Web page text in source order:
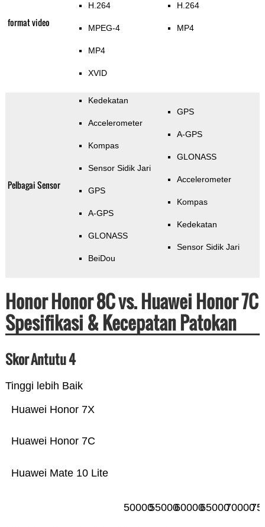
format video
H.264
MPEG-4
MP4
XVID
H.264
MP4
Pelbagai Sensor
Kedekatan
Accelerometer
Kompas
Sensor Sidik Jari
GPS
A-GPS
GLONASS
BeiDou
GPS
A-GPS
GLONASS
Accelerometer
Kompas
Kedekatan
Sensor Sidik Jari
Honor Honor 8C vs. Huawei Honor 7C
Spesifikasi & Kecepatan Patokan
Skor Antutu 4
Tinggi lebih Baik
Huawei Mate 10 Lite
Huawei Honor 7C
Huawei Honor 7X
5000055000600006500070000